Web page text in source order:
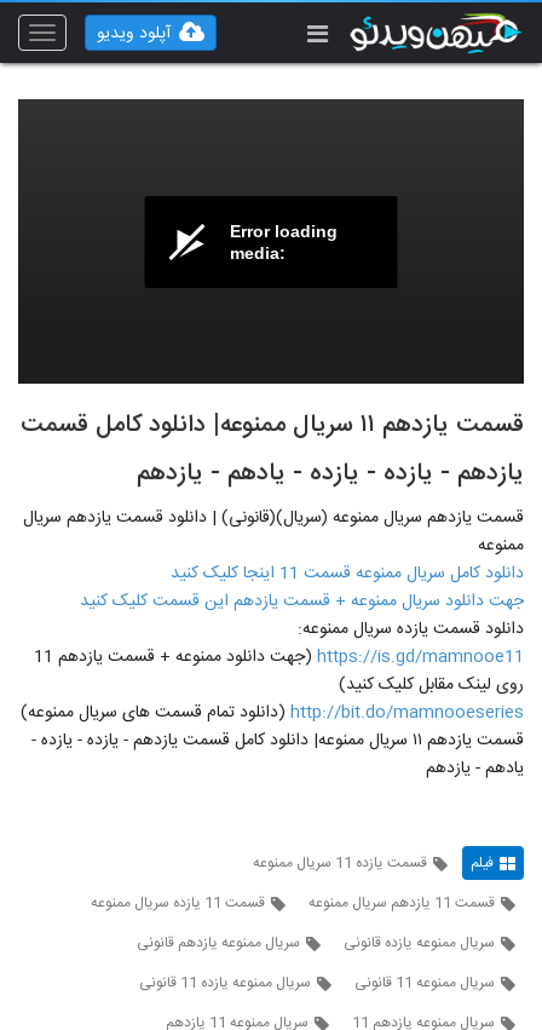
Toggle
آپلود ویدیو
Error loading
media:
قسمت یازدهم ۱۱ سریال ممنوعه| دانلود کامل قسمت
یازدهم - یازده - یازده - یادهم - یازدهم
قسمت یازدهم سریال ممنوعه (سریال)(قانونی) | دانلود قسمت یازدهم سریال
ممنوعه
دانلود کامل سریال ممنوعه قسمت 11 اینجا کلیک کنید
جهت دانلود سریال ممنوعه + قسمت یازدهم این قسمت کلیک کنید
دانلود قسمت یازده سریال ممنوعه:
https://is.gd/mamnooe11
(جهت دانلود ممنوعه + قسمت یازدهم 11
روی لینک مقابل کلیک کنید)
http://bit.do/mamnooeseries (دانلود تمام قسمت های سریال ممنوعه)
قسمت یازدهم ۱۱ سریال ممنوعه| دانلود کامل قسمت یازدهم - یازده - یازده -
یادهم - یازدهم
فیلم
قسمت یازده 11 سریال ممنوعه
قسمت 11 یازدهم سریال ممنوعه
قسمت 11 یازده سریال ممنوعه
سریال ممنوعه یازده قانونی
سریال ممنوعه یازدهم قانونی
سریال ممنوعه 11 قانونی
سریال ممنوعه یازده 11 قانونی
سریال ممنوعه یازدهم 11
سریال ممنوعه 11 یازدهم